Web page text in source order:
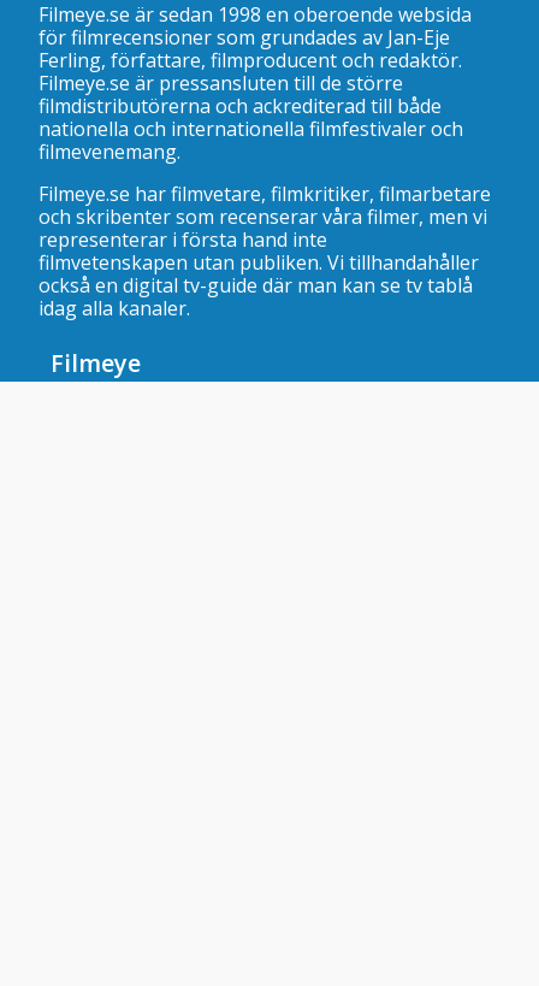
Filmeye.se är sedan 1998 en oberoende websida
för filmrecensioner som grundades av Jan-Eje
Ferling, författare, filmproducent och redaktör.
Filmeye.se är pressansluten till de större
filmdistributörerna och ackrediterad till både
nationella och internationella filmfestivaler och
filmevenemang.
Filmeye.se har filmvetare, filmkritiker, filmarbetare
och skribenter som recenserar våra filmer, men vi
representerar i första hand inte
filmvetenskapen utan publiken. Vi tillhandahåller
också en digital tv-guide där man kan se tv tablå
idag alla kanaler.
Filmeye